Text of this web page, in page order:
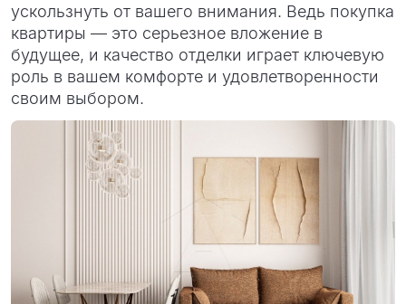
ускользнуть от вашего внимания. Ведь покупка
квартиры — это серьезное вложение в
будущее, и качество отделки играет ключевую
роль в вашем комфорте и удовлетворенности
своим выбором.